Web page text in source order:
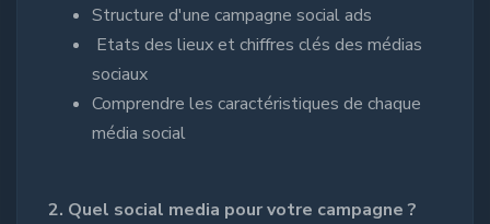
Structure d'une campagne social ads
Etats des lieux et chiffres clés des médias
sociaux
Comprendre les caractéristiques de chaque
média social
2. Quel social media pour votre campagne ?